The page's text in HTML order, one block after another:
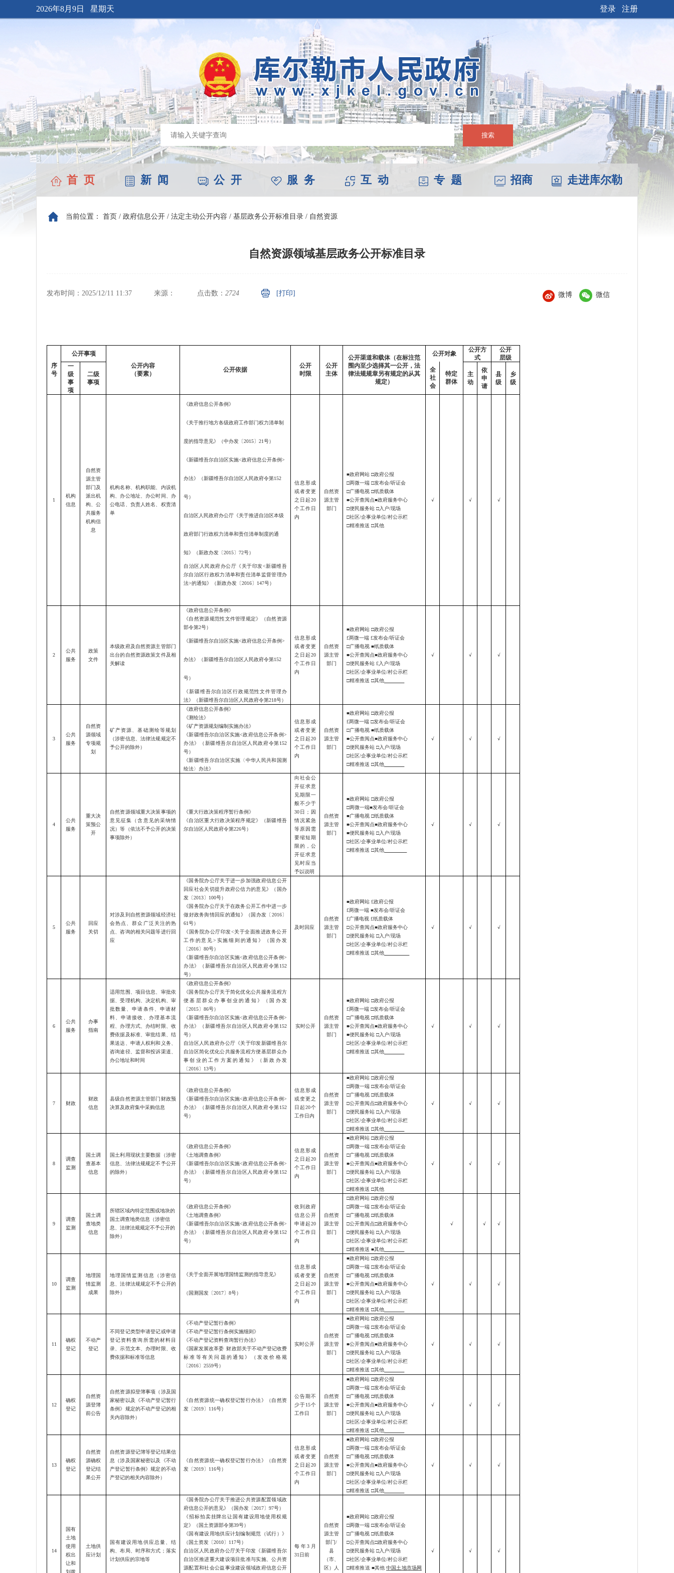
2026年8月9日 星期天 登录 注册
搜索
首 页 新 闻 公 开 服 务 互 动 专 题 招商 走进库尔勒
当前位置： 首页 / 政府信息公开 / 法定主动公开内容 / 基层政务公开标准目录 / 自然资源
自然资源领域基层政务公开标准目录
发布时间：2025/12/11 11:37 来源： 点击数： 2724 [打印] 微博 微信
序
号
公开事项
公开内容
（要素）
公开依据
公开
时限
公开
主体
公开渠道和载体（在标注范
围内至少选择其一公开，法
律法规规章另有规定的从其
规定）
公开对象
公开方
式
公开
层级
一
级
事
项
二级
事项
全
社
会
特定
群体
主
动
依
申
请
县
级
乡
级
1
机构
信息
自然资
源主管
部门及
派出机
构、公
共服务
机构信
息
机构名称、机构职能、内设机
构、办公地址、办公时间、办
公电话、负责人姓名、权责清
单
《政府信息公开条例》
《关于推行地方各级政府工作部门权力清单制
度的指导意见》（中办发〔2015〕21号）
《新疆维吾尔自治区实施<政府信息公开条例>
办法》（新疆维吾尔自治区人民政府令第152
号）
自治区人民政府办公厅《关于推进自治区本级
政府部门行政权力清单和责任清单制度的通
知》（新政办发〔2015〕72号）
自治区人民政府办公厅《关于印发<新疆维吾
尔自治区行政权力清单和责任清单监督管理办
法>的通知》（新政办发〔2016〕 147号）
信息形成
或者变更
之日起20
个工作日
内
自然资
源主管
部门
■政府网站 □政府公报
□两微一端 □发布会/听证会
□广播电视 □纸质载体
■公开查阅点■政府服务中心
□便民服务站 □入户/现场
□社区/企事业单位/村公示栏
□精准推送 □其他
√ √ √
2
公共
服务
政策
文件
本级政府及自然资源主管部门
出台的自然资源政策文件及相
关解读
《政府信息公开条例》
《自然资源规范性文件管理规定》（自然资源
部令第2号）
《新疆维吾尔自治区实施<政府信息公开条例>
办法》（新疆维吾尔自治区人民政府令第152
号）
《新疆维吾尔自治区行政规范性文件管理办
法》 （新疆维吾尔自治区人民政府令第218号）
信息形成
或者变更
之日起20
个工作日
内
自然资
源主管
部门
■政府网站 □政府公报
£两微一端 £发布会/听证会
□广播电视 ■纸质载体
■公开查阅点■政府服务中心
□便民服务站£入户/现场
□社区/企事业单位/村公示栏
□精准推送 □其他
√ √ √
3
公共
服务
自然资
源领域
专项规
划
矿产资源、基础测绘等规划
（涉密信息、法律法规规定不
予公开的除外）
《政府信息公开条例》
《测绘法》
《矿产资源规划编制实施办法》
《新疆维吾尔自治区实施<政府信息公开条例>
办法》（新疆维吾尔自治区人民政府令第152
号）
《新疆维吾尔自治区实施〈中华人民共和国测
绘法〉办法》
信息形成
或者变更
之日起20
个工作日
内
自然资
源主管
部门
■政府网站 □政府公报
£两微一端 □发布会/听证会
□广播电视 ■纸质载体
■公开查阅点■政府服务中心
□便民服务站 □入户/现场
□社区/企事业单位/村公示栏
□精准推送 □其他
√ √ √
4
公共
服务
重大决
策预公
开
自然资源领域重大决策事项的
意见征集（含意见的采纳情
况）等（依法不予公开的决策
事项除外）
《重大行政决策程序暂行条例》
《自治区重大行政决策程序规定》
（新疆维吾
尔自治区人民政府令第226号）
向社会公
开征求意
见期限一
般不少于
30日；因
情况紧急
等原因需
要缩短期
限的，公
开征求意
见时应当
予以说明
自然资
源主管
部门
■政府网站 □政府公报
□两微一端■发布会/听证会
■广播电视 □纸质载体
■公开查阅点■政府服务中心
■便民服务站 □入户/现场
□社区/企事业单位/村公示栏
□精准推送 □其他
√ √ √
5
公共
服务
回应
关切
对涉及到自然资源领域经济社
会热点、群众广泛关注的热
点、咨询的相关问题等进行回
应
《国务院办公厅关于进一步加强政府信息公开
回应社会关切提升政府公信力的意见》（国办
发〔2013〕100号）
《国务院办公厅关于在政务公开工作中进一步
做好政务舆情回应的通知》（国办发〔2016〕
61号）
《国务院办公厅印发<关于全面推进政务公开
工作的意见>实施细则的通知》（国办发
〔2016〕80号）
《新疆维吾尔自治区实施<政府信息公开条例>
办法》（新疆维吾尔自治区人民政府令第152
号）
及时回应
自然资
源主管
部门
■政府网站£政府公报
£两微一端 ■发布会/听证会
£广播电视 £纸质载体
□公开查阅点■政府服务中心
□便民服务站 □入户/现场
□社区/企事业单位/村公示栏
□精准推送 □其他
√ √ √
6
公共
服务
办事
指南
适用范围、项目信息、审批依
据、受理机构、决定机构、审
批数量、申请条件、申请材
料、申请接收、办理基本流
程、办理方式、办结时限、收
费依据及标准、审批结果、结
果送达、申请人权利和义务、
咨询途径、监督和投诉渠道、
办公地址和时间
《政府信息公开条例》
《国务院办公厅关于简化优化公共服务流程方
便基层群众办事创业的通知》（国办发
〔2015〕86号）
《新疆维吾尔自治区实施<政府信息公开条例>
办法》（新疆维吾尔自治区人民政府令第152
号）
自治区人民政府办公厅《关于印发新疆维吾尔
自治区简化优化公共服务流程方便基层群众办
事创业的工作方案的通知》（新政办发
〔2016〕13号）
实时公开
自然资
源主管
部门
■政府网站 □政府公报
£两微一端 □发布会/听证会
□广播电视 □纸质载体
■公开查阅点■政府服务中心
■便民服务站 □入户/现场
□社区/企事业单位/村公示栏
□精准推送 □其他
√ √ √
7 财政
财政
信息
县级自然资源主管部门财政预
决算及政府集中采购信息
《政府信息公开条例》
《新疆维吾尔自治区实施<政府信息公开条例>
办法》（新疆维吾尔自治区人民政府令第152
号）
信息形成
或变更之
日起20个
工作日内
自然资
源主管
部门
■政府网站 □政府公报
□两微一端 □发布会/听证会
□广播电视 □纸质载体
□公开查阅点□政府服务中心
□便民服务站 □入户/现场
□社区/企事业单位/村公示栏
□精准推送 □其他
√ √ √
8
调查
监测
国土调
查基本
信息
国土利用现状主要数据（涉密
信息、法律法规规定不予公开
的除外）
《政府信息公开条例》
《土地调查条例》
《新疆维吾尔自治区实施<政府信息公开条例>
办法》（新疆维吾尔自治区人民政府令第152
号）
信息形成
之日起20
个工作日
内
自然资
源主管
部门
■政府网站 □政府公报
□两微一端 □发布会/听证会
□广播电视 □纸质载体
■公开查阅点■政府服务中心
□便民服务站 □入户/现场
□社区/企事业单位/村公示栏
□精准推送 □其他
√ √ √
9
调查
监测
国土调
查地类
信息
所辖区域内特定范围或地块的
国土调查地类信息（涉密信
息、法律法规规定不予公开的
除外）
《政府信息公开条例》
《土地调查条例》
《新疆维吾尔自治区实施<政府信息公开条例>
办法》（新疆维吾尔自治区人民政府令第152
号）
收到政府
信息公开
申请起20
个工作日
内
自然资
源主管
部门
□政府网站 □政府公报
□两微一端 □发布会/听证会
□广播电视 □纸质载体
□公开查阅点□政府服务中心
□便民服务站 □入户/现场
□社区/企事业单位/村公示栏
□精准推送 ■其他
√ √ √
10
调查
监测
地理国
情监测
成果
地理国情监测信息（涉密信
息、法律法规规定不予公开的
除外）
《关于全面开展地理国情监测的指导意见》
（国测国发〔2017〕8号）
信息形成
或者变更
之日起20
个工作日
内
自然资
源主管
部门
■政府网站 □政府公报
□两微一端 □发布会/听证会
□广播电视 □纸质载体
■公开查阅点■政府服务中心
□便民服务站 □入户/现场
□社区/企事业单位/村公示栏
□精准推送 □其他
√ √ √
11
确权
登记
不动产
登记
不同登记类型申请登记或申请
登记资料查询所需的材料目
录、示范文本、办理时限、收
费依据和标准等信息
《不动产登记暂行条例》
《不动产登记暂行条例实施细则》
《不动产登记资料查询暂行办法》
《国家发展改革委 财政部关于不动产登记收费
标准等有关问题的通知》（发改价格规
〔2016〕2559号）
实时公开
自然资
源主管
部门
■政府网站 □政府公报
□两微一端 □发布会/听证会
□广播电视 □纸质载体
■公开查阅点■政府服务中心
□便民服务站 □入户/现场
□社区/企事业单位/村公示栏
□精准推送 □其他
√ √ √
12
确权
登记
自然资
源登簿
前公告
自然资源拟登簿事项（涉及国
家秘密以及《不动产登记暂行
条例》规定的不动产登记的相
关内容除外）
《自然资源统一确权登记暂行办法》（自然资
发〔2019〕116号）
公告期不
少于15个
工作日
自然资
源主管
部门
■政府网站 □政府公报
□两微一端 □发布会/听证会
□广播电视 □纸质载体
■公开查阅点■政府服务中心
□便民服务站 □入户/现场
□社区/企事业单位/村公示栏
□精准推送 □其他
√ √ √
13
确权
登记
自然资
源确权
登记结
果公开
自然资源登记簿等登记结果信
息（涉及国家秘密以及《不动
产登记暂行条例》规定的不动
产登记的相关内容除外）
《自然资源统一确权登记暂行办法》（自然资
发〔2019〕116号）
信息形成
或者变更
之日起20
个工作日
内
自然资
源主管
部门
■政府网站 □政府公报
□两微一端 □发布会/听证会
□广播电视 □纸质载体
■公开查阅点■政府服务中心
□便民服务站 □入户/现场
□社区/企事业单位/村公示栏
□精准推送 □其他
√ √ √
14
国有
土地
使用
权出
让和
划拨
土地供
应计划
国有建设用地供应总量、结
构、布局、时序和方式；落实
计划供应的宗地等
《国务院办公厅关于推进公共资源配置领域政
府信息公开的意见》（国办发〔2017〕97号）
《招标拍卖挂牌出让国有建设用地使用权规
定》（国土资源部令第39号）
《国有建设用地供应计划编制规范（试行）》
（国土资发〔2010〕117号）
自治区人民政府办公厅关于印发 《新疆维吾尔
自治区推进重大建设项目批准与实施、公共资
源配置和社会公益事业建设领域政府信息公开
每年3月
31日前
自然资
源主管
部门/
县
（市、
区）人
■政府网站 □政府公报
□两微一端 □发布会/听证会
□广播电视 □纸质载体
□公开查阅点□政府服务中心
□便民服务站 □入户/现场
□社区/企事业单位/村公示栏
□精准推送 ■其他中国土地市场网
√ √ √